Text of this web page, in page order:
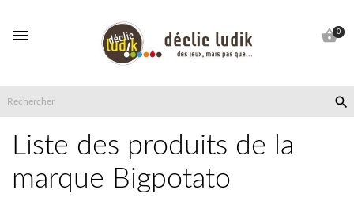
 0

Liste des produits de la
marque Bigpotato